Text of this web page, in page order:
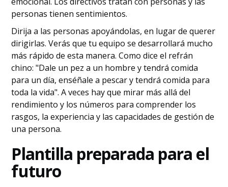
personas tienen sentimientos.
Dirija a las personas apoyándolas, en lugar de querer
dirigirlas. Verás que tu equipo se desarrollará mucho
más rápido de esta manera. Como dice el refrán
chino: "Dale un pez a un hombre y tendrá comida
para un día, enséñale a pescar y tendrá comida para
toda la vida". A veces hay que mirar más allá del
rendimiento y los números para comprender los
rasgos, la experiencia y las capacidades de gestión de
una persona.
Plantilla preparada para el
futuro